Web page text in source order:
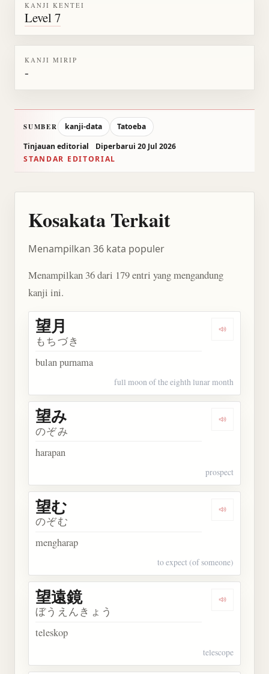
KANJI KENTEI
Level 7
KANJI MIRIP
-
SUMBER kanji-data
Tatoeba
Tinjauan editorial
Diperbarui 20 Jul 2026
STANDAR EDITORIAL
Kosakata Terkait
Menampilkan 36 kata populer
Menampilkan 36 dari 179 entri yang mengandung
kanji ini.
Dengarkan
望月
もちづき
bulan purnama
full moon of the eighth lunar month
Dengarkan
望み
のぞみ
harapan
prospect
Dengarkan
望む
のぞむ
mengharap
to expect (of someone)
Dengarkan
望遠鏡
ぼうえんきょう
teleskop
telescope